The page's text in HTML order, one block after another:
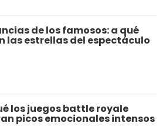
de los famosos: a qué
las estrellas del espectáculo
los juegos battle royale
picos emocionales intensos